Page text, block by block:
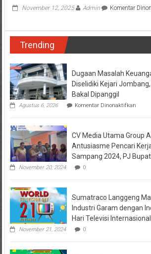
November 12, 2025 Admin Komentar
Trending
Dugaan Masalah
Diselidiki Kejari
Bakal Dipanggil
Agustus 6, 2026 Komentar Dinonaktifkanpada
KPRI
Kejari
Pihak
CV Media Utama Group
Antusiasme Pencari
Sampang 2024, PJ
November 20, 2024 0
Sumatraco Langgeng
Industri Garam dengan
Hari Televisi Internasional
November 21, 2024 0